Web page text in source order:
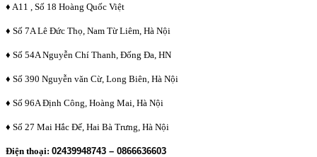
♦ A11 , Số 18 Hoàng Quốc Việt
♦ Số 7A Lê Đức Thọ, Nam Từ Liêm, Hà Nội
♦ Số 54A Nguyễn Chí Thanh, Đống Đa, HN
♦ Số 390 Nguyễn văn Cừ, Long Biên, Hà Nội
♦ Số 96A Định Công, Hoàng Mai, Hà Nội
♦ Số 27 Mai Hắc Đế, Hai Bà Trưng, Hà Nội
Điện thoại: 02439948743 – 0866636603